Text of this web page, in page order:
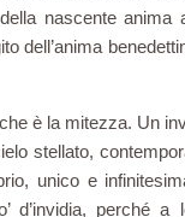
nascente
dell’anima
è la mitezza. Un
stellato,
unico e
d’invidia, perché